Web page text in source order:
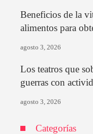
Beneficios de la
alimentos para
agosto 3, 2026
Los teatros que
guerras con
agosto 3, 2026
Categorías